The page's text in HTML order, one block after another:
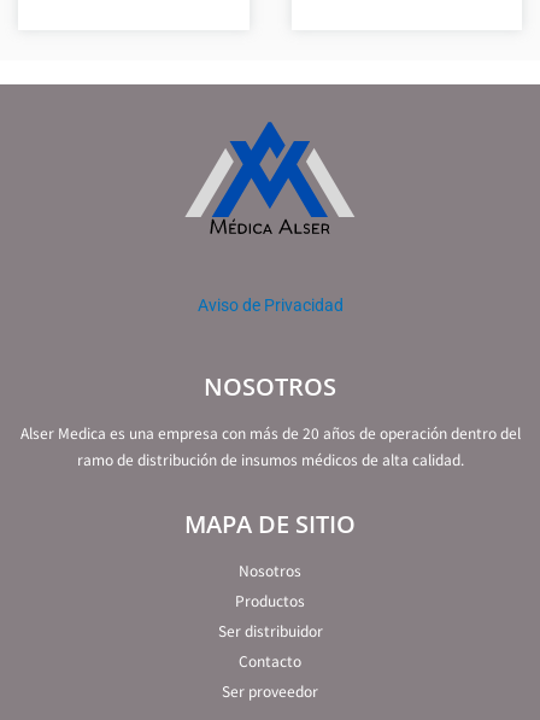
Aviso de Privacidad
NOSOTROS
Alser Medica es una empresa con más de 20 años de operación dentro del
ramo de distribución de insumos médicos de alta calidad.
MAPA DE SITIO
Nosotros
Productos
Ser distribuidor
Contacto
Ser proveedor